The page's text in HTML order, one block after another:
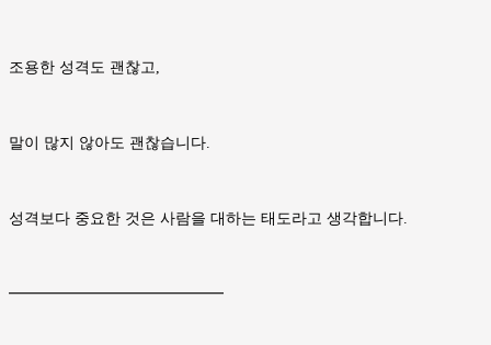
조용한 성격도 괜찮고,
말이 많지 않아도 괜찮습니다.
성격보다 중요한 것은 사람을 대하는 태도라고 생각합니다.
━━━━━━━━━━━━━━